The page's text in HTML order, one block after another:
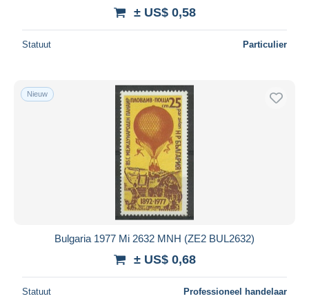
± US$ 0,58
Statuut Particulier
Nieuw
Bulgaria 1977 Mi 2632 MNH (ZE2 BUL2632)
± US$ 0,68
Statuut Professioneel handelaar